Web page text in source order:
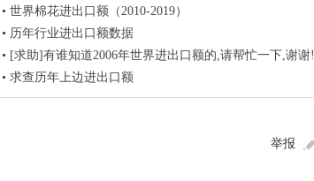
• 世界棉花进出口额（2010-2019）
• 历年行业进出口额数据
• [求助]有谁知道2006年世界进出口额的,请帮忙一下,谢谢!
• 求查历年上边进出口额
举报